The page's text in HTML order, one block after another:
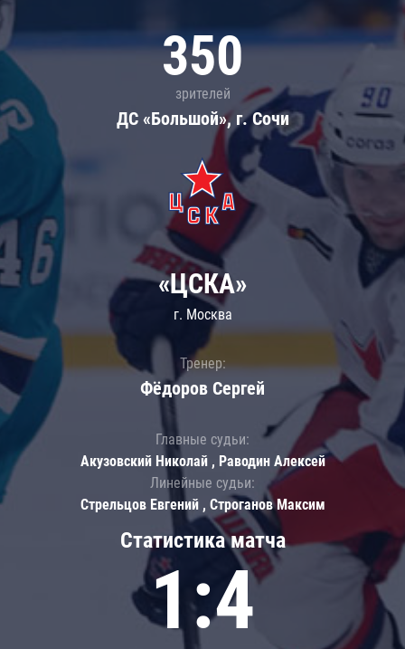
350
зрителей
ДС «Большой», г. Сочи
Статистика матча
1:4
«ЦСКА»
г. Москва
Тренер:
Фёдоров Сергей
Главные судьи:
Акузовский Николай , Раводин Алексей
Линейные судьи:
Стрельцов Евгений , Строганов Максим